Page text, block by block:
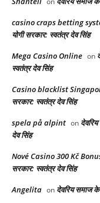
casino craps betting
योगी सरकार: स्वतंत्र देव सिंह
Mega Casino Online on
स्वतंत्र देव सिंह
Casino blacklist
सरकार: स्वतंत्र देव सिंह
spela på alpint on
देव सिंह
Nové Casino 300 Kč
सरकार: स्वतंत्र देव सिंह
Angelita on देवरिय समाज के